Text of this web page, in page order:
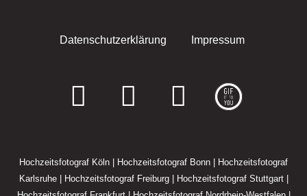
Datenschutzerklärung Impressum
F
c
e
I
s
t
E
v
e
Hochzeitsfotograf Köln Hochzeitsfotograf Bonn
Hochzeitsfotograf
Karlsruhe| Hochzeitsfotograf Freiburg| Hochzeitsfotograf Stuttgart|